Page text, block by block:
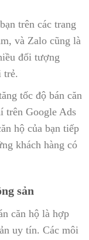
trên các trang
và Zalo cũng là
đối tượng
trẻ.
tốc độ bán căn
trên Google Ads
hộ của bạn tiếp
khách hàng có
sản
căn hộ là hợp
uy tín. Các môi